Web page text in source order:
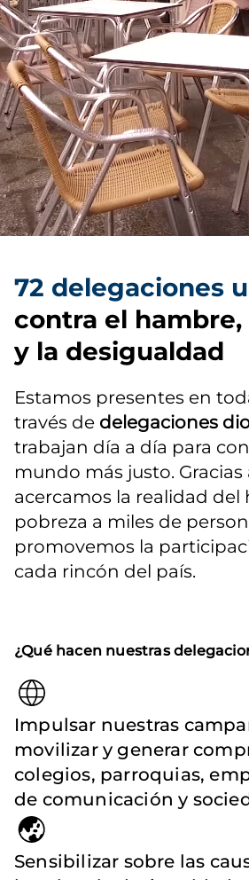
72 delegaciones
contra el hambre,
y la desigualdad
Estamos presentes en
través de delegaciones
trabajan día a día para
mundo más justo. Gracias
acercamos la realidad del
pobreza a miles de
promovemos la
cada rincón del país.
¿Qué hacen nuestras
Impulsar nuestras
movilizar y generar
colegios, parroquias,
de comunicación y
Sensibilizar sobre las